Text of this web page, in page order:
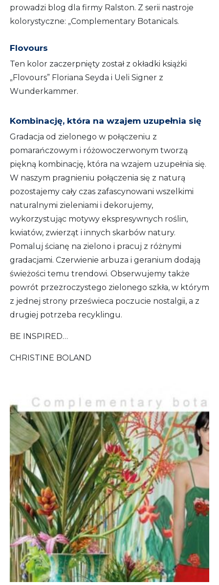
prowadzi blog dla firmy Ralston. Z serii nastroje
kolorystyczne: „Complementary Botanicals.
Flovours
Ten kolor zaczerpnięty został z okładki książki
„Flovours” Floriana Seyda i Ueli Signer z
Wunderkammer.
Kombinację, która na wzajem uzupełnia się
Gradacja od zielonego w połączeniu z
pomarańczowym i różowoczerwonym tworzą
piękną kombinację, która na wzajem uzupełnia się.
W naszym pragnieniu połączenia się z naturą
pozostajemy cały czas zafascynowani wszelkimi
naturalnymi zieleniami i dekorujemy,
wykorzystując motywy ekspresywnych roślin,
kwiatów, zwierząt i innych skarbów natury.
Pomaluj ścianę na zielono i pracuj z różnymi
gradacjami. Czerwienie arbuza i geranium dodają
świeżości temu trendowi. Obserwujemy także
powrót przezroczystego zielonego szkła, w którym
z jednej strony prześwieca poczucie nostalgii, a z
drugiej potrzeba recyklingu.
BE INSPIRED…
CHRISTINE BOLAND